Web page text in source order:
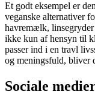
Et godt eksempel er
veganske alternativer
havremælk,
ikke kun af hensyn til
passer ind i en travl
og meningsfuld, bliver
Sociale